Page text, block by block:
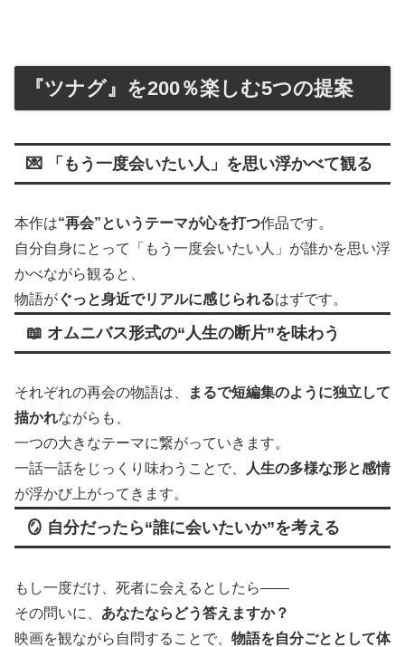
『ツナグ』を200％楽しむ5つの提案
💌 「もう一度会いたい人」を思い浮かべて観る
本作は“再会”というテーマが心を打つ作品です。
自分自身にとって「もう一度会いたい人」が誰かを思い浮
かべながら観ると、
物語がぐっと身近でリアルに感じられるはずです。
📖 オムニバス形式の“人生の断片”を味わう
それぞれの再会の物語は、
まるで短編集のように独立して
描かれながらも、
一つの大きなテーマに繋がっていきます。
一話一話をじっくり味わうことで、
人生の多様な形と感情
が浮かび上がってきます。
🪞 自分だったら“誰に会いたいか”を考える
もし一度だけ、死者に会えるとしたら――
その問いに、 あなたならどう答えますか？
映画を観ながら自問することで、 物語を自分ごととして体